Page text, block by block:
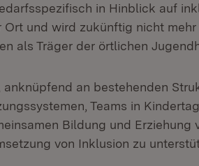
in Hinblick auf
Ort und wird zukünftig nicht
als Träger der örtlichen
anknüpfend an bestehenden
Teams in
Bildung und
von Inklusion zu